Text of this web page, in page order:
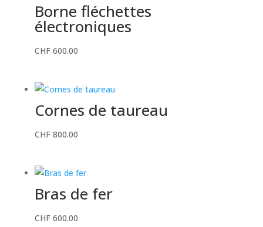
Borne fléchettes
électroniques
CHF600.00
Cornes de taureau
CHF800.00
Bras de fer
CHF600.00